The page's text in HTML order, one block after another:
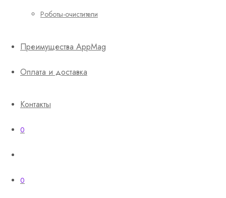
Роботы-очистители
Преимущества AppMag
Оплата и доставка
Контакты
0
0